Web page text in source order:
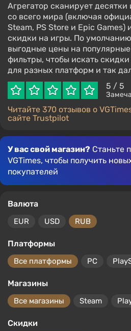
Агрегатор сканирует
со всего мира (включая
Steam, PS Store и Epic Games)
скидки на игры. По
выгодные цены на
фильтры, чтобы искать
для разных платформ и так
5 / 5
Читайте 370 отзывов о
сайте Trustpilot
У вас свой магазин? Станьте
VGTimes, чтобы получить
покупателей
Валюта
EUR USD RUB
Платформы
Все платформы PC
Магазины
Все магазины Steam
Скидки